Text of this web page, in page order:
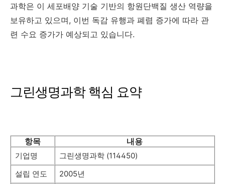
과학은 이 세포배양 기술 기반의 항원단백질 생산 역량을
보유하고 있으며, 이번 독감 유행과 폐렴 증가에 따라 관
련 수요 증가가 예상되고 있습니다.
그린생명과학 핵심 요약
항목 내용
기업명
그린생명과학 (114450)
설립 연도
2005년